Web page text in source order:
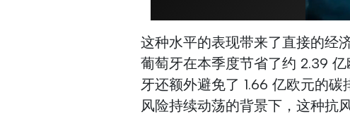
这种水平的表现带来了直接的经
葡萄牙在本季度节省了约 2.39
牙还额外避免了 1.66 亿欧元的
风险持续动荡的背景下，这种抗